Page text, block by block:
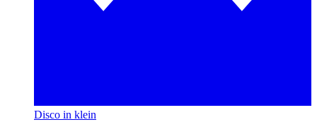
Disco in klein